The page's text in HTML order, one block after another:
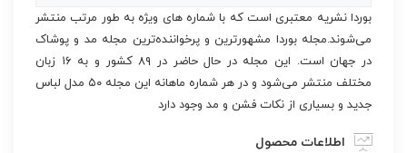
بوردا نشریه معتبری است که با شماره های ویژه‌ به طور مرتب منتشر
می‌شوند.مجله بوردا مشهورترین و پرخواننده‌ترین مجله مد و پوشاک
در جهان است. این مجله در حال حاضر در ۸۹ کشور و به ۱۶ زبان
مختلف منتشر می‌شود و در هر شماره ماهانه این مجله ۵۰ مدل لباس
جدید و بسیاری از نکات فشن و مد وجود دارد
اطلاعات محصول